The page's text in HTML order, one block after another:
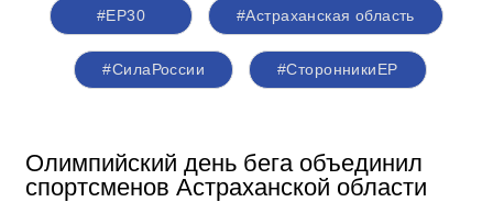
#ЕР30 #Астраханская область
#СилаРоссии #СторонникиЕР
Олимпийский день бега объединил
спортсменов Астраханской области